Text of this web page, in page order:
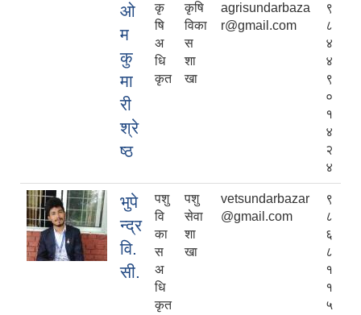
ओ
म
कु
मा
री
श्रे
ष्ठ
कृ
षि
अ
धि
कृत
कृषि
विका
स
शा
खा
agrisundarbaza
r@gmail.com
९
८
४
४
९
०
१
४
२
४
भुपे
न्द्र
वि.
सी.
पशु
वि
का
स
अ
धि
कृत
पशु
सेवा
शा
खा
vetsundarbazar
@gmail.com
९
८
६
८
१
१
५